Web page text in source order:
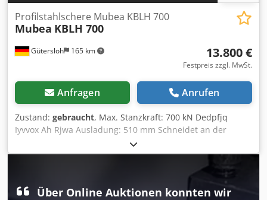
Gütersloh 165 km
Profilstahlschere Mubea KBLH 700
Mubea KBLH 700
13.800 €
Festpreis zzgl. MwSt.
Anfragen Anrufen
Zustand: gebraucht, Max. Stanzkraft: 700 kN Dedpfjq
Iyvvox Ah Rjwa Ausladung: 510 mm Schneidet an der
Flachstahlschere 500 x 18 mm Locht z.B. 30 mm
Durchmesser in 20 mm Flacheisen
Schnellwechselvorrichtung Sehr guter Zustand Sortiment
an Werkzeugen ist im Preis inbegriffen Gewicht: 3.000 kg
Über Online Auktionen konnten wir